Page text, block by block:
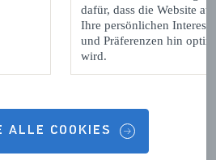
dafür, dass die Website auf
Ihre persönlichen
und Präferenzen hin
wird.
ALLE COOKIES
uns auf das von Ihnen
wünschen)